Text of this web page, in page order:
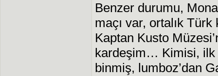
Benzer durumu,
maçı var, ortalık
Kaptan Kusto
kardeşim… Kimisi, ilk
binmiş, lumboz’dan